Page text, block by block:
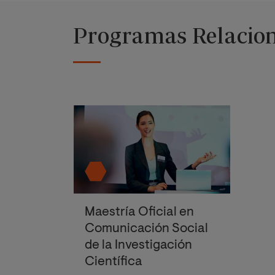
Programas
Maestría Oficial en
Comunicación Social
de la Investigación
Científica